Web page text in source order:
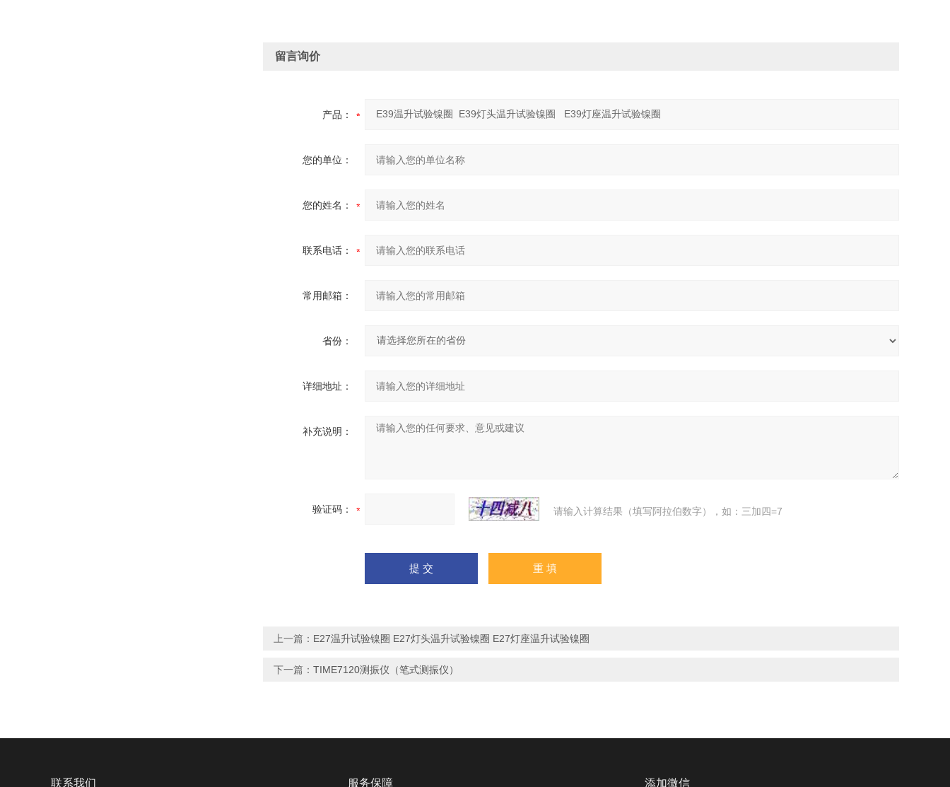
留言询价
产品：
您的单位：
您的姓名：
联系电话：
常用邮箱：
省份：
详细地址：
补充说明：
验证码： 请输入计算结果（填写阿拉伯数字），如：三加四=7
上一篇： E27温升试验镍圈 E27灯头温升试验镍圈 E27灯座温升试验镍圈
下一篇： TIME7120测振仪（笔式测振仪）
联系我们 服务保障 添加微信